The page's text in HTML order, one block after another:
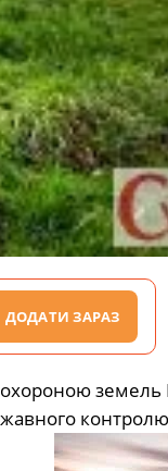
ДОДАТИ ЗАРАЗ
земель
контролю